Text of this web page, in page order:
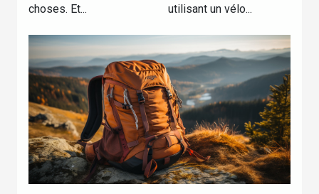
choses. Et...
utilisant un vélo...